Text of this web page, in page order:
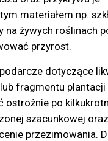
materiałem np.
na żywych roślinach
przyrost.
dotyczące
lub fragmentu plantacji
ostrożnie po
szacunkowej oraz
przezimowania.